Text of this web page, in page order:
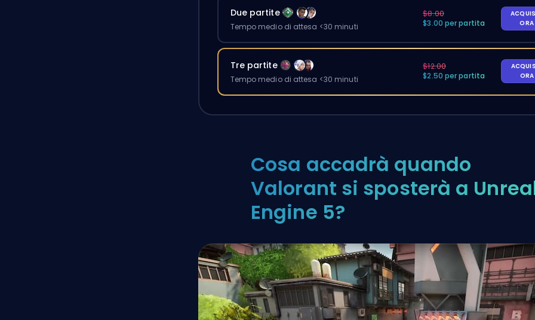
Due partite
Tempo medio di attesa <30 minuti
$8.00
$3.00 per partita
ORA
Tre partite
Tempo medio di attesa <30 minuti
$12.00
$2.50 per partita
ORA
Cosa accadrà quando
Valorant si sposterà a
Engine 5?